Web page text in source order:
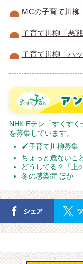
MCの子育て川柳
子育て川柳「悪戦
子育て川柳「ハ
NHK Eテレ「すくす
を募集しています。
🖌子育て川柳募集
ちょっと危ないこ
どうしてる？「上
冬の感染症 ほか